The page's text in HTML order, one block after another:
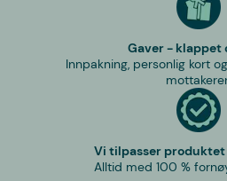
Gaver - klappet
Innpakning, personlig kort
Vi tilpasser
Alltid med 100 %